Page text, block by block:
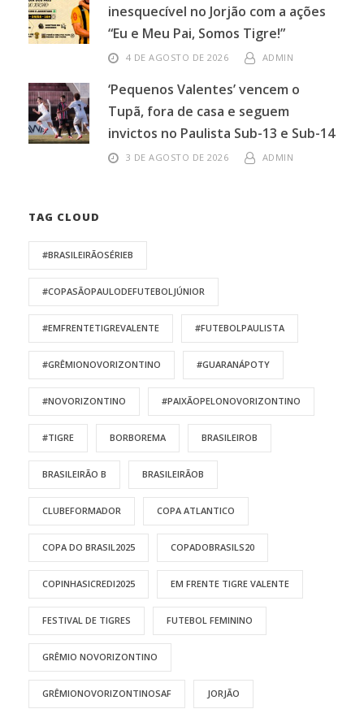
inesquecível no Jorjão com a ações
“Eu e Meu Pai, Somos Tigre!”
4 DE AGOSTO DE 2026 ADMIN
‘Pequenos Valentes’ vencem o
Tupã, fora de casa e seguem
invictos no Paulista Sub-13 e Sub-14
3 DE AGOSTO DE 2026 ADMIN
TAG CLOUD
#BRASILEIRÃOSÉRIEB
#COPASÃOPAULODEFUTEBOLJÚNIOR
#EMFRENTETIGREVALENTE #FUTEBOLPAULISTA
#GRÊMIONOVORIZONTINO #GUARANÁPOTY
#NOVORIZONTINO #PAIXÃOPELONOVORIZONTINO
#TIGRE BORBOREMA BRASILEIROB
BRASILEIRÃO B BRASILEIRÃOB
CLUBEFORMADOR COPA ATLANTICO
COPA DO BRASIL2025 COPADOBRASILS20
COPINHASICREDI2025 EM FRENTE TIGRE VALENTE
FESTIVAL DE TIGRES FUTEBOL FEMININO
GRÊMIO NOVORIZONTINO
GRÊMIONOVORIZONTINOSAF JORJÃO